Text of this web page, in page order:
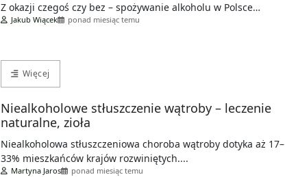
Z okazji czegoś czy bez – spożywanie alkoholu w Polsce…
Jakub Wiącek ponad miesiąc temu
Więcej
Niealkoholowe stłuszczenie wątroby – leczenie
naturalne, zioła
Niealkoholowa stłuszczeniowa choroba wątroby dotyka aż 17–
33% mieszkańców krajów rozwiniętych....
Martyna Jaros ponad miesiąc temu